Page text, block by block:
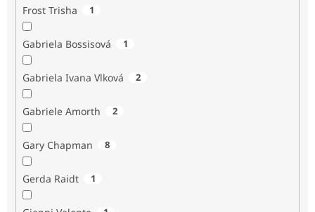
Frost Trisha 1
Gabriela Bossisová 1
Gabriela Ivana Vlková 2
Gabriele Amorth 2
Gary Chapman 8
Gerda Raidt 1